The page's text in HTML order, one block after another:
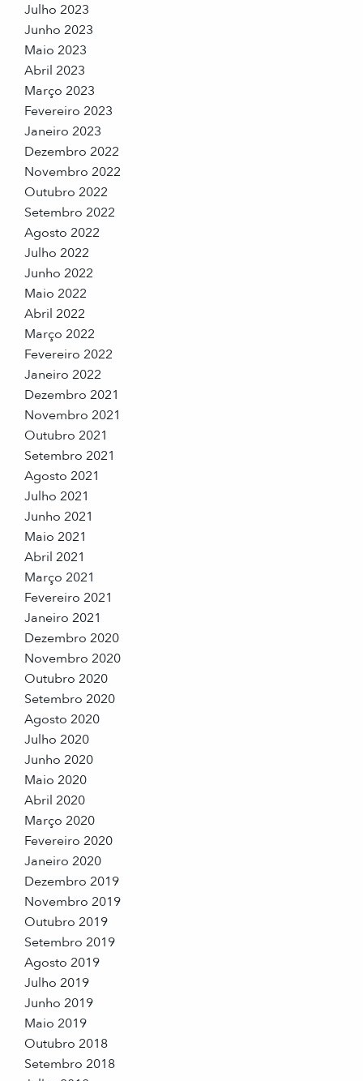
Julho 2023
Junho 2023
Maio 2023
Abril 2023
Março 2023
Fevereiro 2023
Janeiro 2023
Dezembro 2022
Novembro 2022
Outubro 2022
Setembro 2022
Agosto 2022
Julho 2022
Junho 2022
Maio 2022
Abril 2022
Março 2022
Fevereiro 2022
Janeiro 2022
Dezembro 2021
Novembro 2021
Outubro 2021
Setembro 2021
Agosto 2021
Julho 2021
Junho 2021
Maio 2021
Abril 2021
Março 2021
Fevereiro 2021
Janeiro 2021
Dezembro 2020
Novembro 2020
Outubro 2020
Setembro 2020
Agosto 2020
Julho 2020
Junho 2020
Maio 2020
Abril 2020
Março 2020
Fevereiro 2020
Janeiro 2020
Dezembro 2019
Novembro 2019
Outubro 2019
Setembro 2019
Agosto 2019
Julho 2019
Junho 2019
Maio 2019
Outubro 2018
Setembro 2018